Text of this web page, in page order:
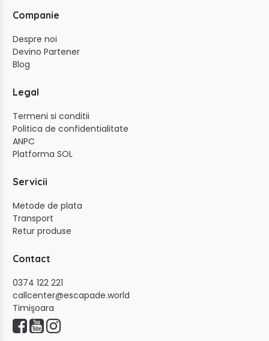
Companie
Despre noi
Devino Partener
Blog
Legal
Termeni si conditii
Politica de confidentialitate
ANPC
Platforma SOL
Servicii
Metode de plata
Transport
Retur produse
Contact
0374 122 221
callcenter@escapade.world
Timişoara